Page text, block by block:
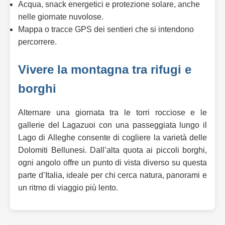
Acqua, snack energetici e protezione solare, anche
nelle giornate nuvolose.
Mappa o tracce GPS dei sentieri che si intendono
percorrere.
Vivere la montagna tra rifugi e
borghi
Alternare una giornata tra le torri rocciose e le
gallerie del Lagazuoi con una passeggiata lungo il
Lago di Alleghe consente di cogliere la varietà delle
Dolomiti Bellunesi. Dall’alta quota ai piccoli borghi,
ogni angolo offre un punto di vista diverso su questa
parte d’Italia, ideale per chi cerca natura, panorami e
un ritmo di viaggio più lento.